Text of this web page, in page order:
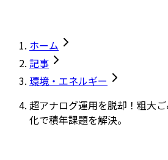
ホーム
記事
環境・エネルギー
超アナログ運用を脱却！粗大
化で積年課題を解決。